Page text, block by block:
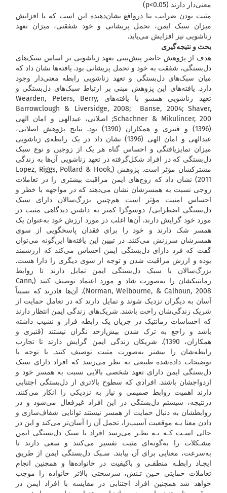
معنی‌دار دارند (p<0.05)
مثبت بودن ضرایب بتا درواقع نشان‌دهنده این است که با افزایش
میزان سبک ایمن، تحمل پریشانی و خود شفقتی، میزان تعهد
زناشویی نیز افزایش می‌یابد.
بحث و نتیجه‌گیری
هدف از پژوهش حاضر پیش‌بینی تعهد زناشویی بر اساس سبک‌های
دل‌بستگی، شفقت به خود و تحمل پریشانی بود. یافته‌ها نشان داد که
میان سبک‌های دل‌بستگی و تعهد زناشویی رابطه معنی‌دار وجود
دارد. یافته‌های این پژوهش مبنی بر ارتباط سبک‌های دل‌بستگی و
تعهد زناشویی همسو با یافته‌های Wearden, Peters, Berry,
Barrowclough & Liversidge, 2008; Banse, 2004; Shaver,
Schachner & Mikulincer, 200; اصلانی، عبدالهی و امان الهی
(1396) و قنبری و همکاران (1390) بود. نتایج پژوهش اصلانی،
عبدالهی و امان الهی (1396) نشان داد در یک رابطه‌ی زناشویی
میزان تمایزیافتگی و احساس گناه هر یک از زوجین و نوع سبک
دل‌بستگی که در افراد شکل‌گرفته در تعهد زناشویی آن‌ها به زندگی
مشترکشان مؤثر است. پژوهش (Lopez, Riggs, Pollard & Hook,
2011) نشان داد که زوج‌های ایمن مراقبت بیشتری را در تعاملات
زوجی نسبت به همسرشان نشان می‌دهند که در مواجهه با خطر و
احساس امنیت مؤثر است هم‌چنین بزرگ‌سالان دارای سبک
دل‌بستگی اضطرابی/ دوسوگرا کمتر به داشتن دیدگاهی مثبت در
مورد خود گرایش دارند. آن‌ها اغلب در مورد ارزش خود به‌عنوان یک
همسر شک دارند و خود را برای فقدان پاسخگویی از سوی
همسرشان سرزنش می‌کنند. در تبیین این یافته‌ها این‌گونه می‌توان
گفت که فرد دارای دل‌بستگی ایمن احساس می‌کند که ارزشمند
بوده و ارزش مراقبت شدن و توجه از سوی دیگری را دارا هست.
بزرگ‌سالان با سبک دل‌بستگی ایمن تمایل دارند تا روابط
رمانتیکشان را به‌صورت شاد و مورد اعتماد توصیف کنند (Cann,
Norman, Welbourne, & Calhoun, 2008). آن‌ها قادرند که نسبتاً
آسان به دیگران نزدیک شوند و تمایل دارند که در تعامل حمایت از
شریک زندگی‌شان راحت باشند. شریک‌های زندگی ایمن انتظار دارند
که احساسات رمانتیک در جریان یک رابطه فراز و نشیب داشته
باشد و راجع به ترک شدن بیش‌ازحد نگران نیستند (قنبری و
همکاران، 1390). شریکان زندگی ایمن گرایش دارند تا تجارب
رابطه‌شان را بیشتر به‌صورت مثبت توصیف کنند. با توجه با
توضیحات داده‌شده طبیعی به نظر می‌رسد که افراد دارای سبک
دل‌بستگی ایمن دارای تعهد شخصی بالایی نسبت به همسر خود و
ازدواجشان باشند. افرادی که سطوح بالاتری از دل‌بستگی اجتنابی
دارند اهمیت روابط صمیمی و نیاز به نزدیکی را انکار می‌کنند.
درنتیجه، سیستم دل‌بستگی در این افراد غیرفعال می‌شود و در
روابطشان به دنبال حمایت از همسر نیستند توانایی شفاف‌سازی و
دادن معنا بـه موقعیت آسیب‌زا، تحمل آن را آسان‌تر می‌کند و این در
حالی اسـت کـه بـه نظـر می‌رسد افراد با سبک دل‌بستگی ایمن
مشـکلات را به‌گونه‌ای مثبت تفسیر می‌کنند و سعی دارند تا
به‌سرعت، معنایی برای آن بیابند. سـبک دل‌بستگی ایمن از طریق
ایجـاد رابطـه منطقـی و باکیفیت در خانواده‌ها و همچنین انجام
تعاملات حمایتی حـین تـنش، سرسختی بالاتر خانواده را موجب
خواهد شد همچنین افراد اجتنابی در مقایسه با افراد ایمن در